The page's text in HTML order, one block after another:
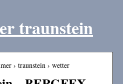
traunstein
› traunstein › wetter